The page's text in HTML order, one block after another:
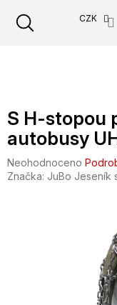
obsah
CZK
S H-stopou
autobusy
Průměrné
hodnocení
Neohodnoceno
Značka: JuBo Jeseník